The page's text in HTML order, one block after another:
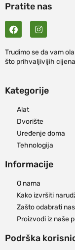
Pratite nas
Trudimo se da vam
što prihvaljivijih
Kategorije
Alat
Dvorište
Uređenje doma
Tehnologija
Informacije
O nama
Kako izvršiti
Zašto odabrati
Proizvodi iz naše
Podrška